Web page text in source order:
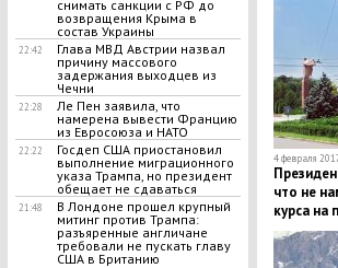
снимать санкции с РФ до
возвращения Крыма в
состав Украины
22:42
Глава МВД Австрии назвал
причину массового
задержания выходцев из
Чечни
22:28
Ле Пен заявила, что
намерена вывести Францию
из Евросоюза и НАТО
22:22
Госдеп США приостановил
выполнение миграционного
указа Трампа, но президент
обещает не сдаваться
21:48
В Лондоне прошел крупный
митинг против Трампа:
разъяренные англичане
требовали не пускать главу
США в Британию
4 февраля
что не
курса на